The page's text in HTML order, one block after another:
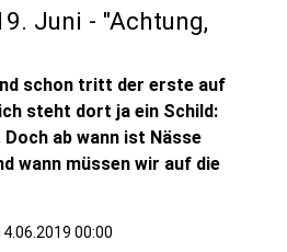
Juni - "Achtung,
schon tritt der erste auf
steht dort ja ein Schild:
Doch ab wann ist Nässe
wann müssen wir auf die
00:00